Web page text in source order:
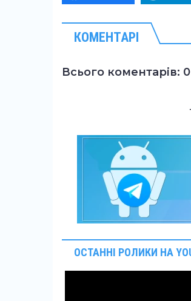
КОМЕНТАРІ
Всього коментарів: 0
ОСТАННІ РОЛИКИ НА